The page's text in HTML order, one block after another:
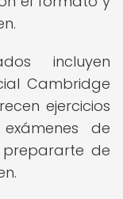
incluyen
Cambridge
ejercicios
de
de